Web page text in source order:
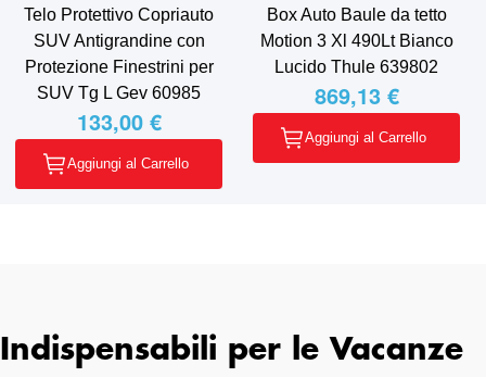
Telo Protettivo Copriauto
SUV Antigrandine con
Protezione Finestrini per
SUV Tg L Gev 60985
133,00 €
Aggiungi al Carrello
Box Auto Baule da tetto
Motion 3 Xl 490Lt Bianco
Lucido Thule 639802
869,13 €
Aggiungi al Carrello
Indispensabili per le Vacanze